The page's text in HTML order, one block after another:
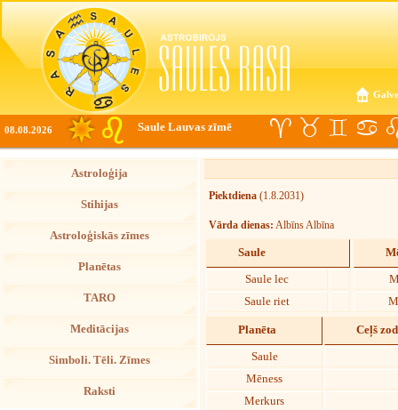
08.08.2026 Saule Lauvas zīmē
Astroloģija
Stihijas
Astroloģiskās zīmes
Planētas
TARO
Meditācijas
Simboli. Tēli. Zīmes
Raksti
Piektdiena (1.8.2031)
Vārda dienas: Albīns Albīna
Saule
Saule lec
Saule riet
Planēta Ceļš
Saule
Mēness
Merkurs